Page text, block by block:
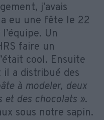
j’avais
eu une fête le 22
Un
faire un
cool. Ensuite
a distribué des
à modeler, deux
des chocolats ».
sous notre sapin.